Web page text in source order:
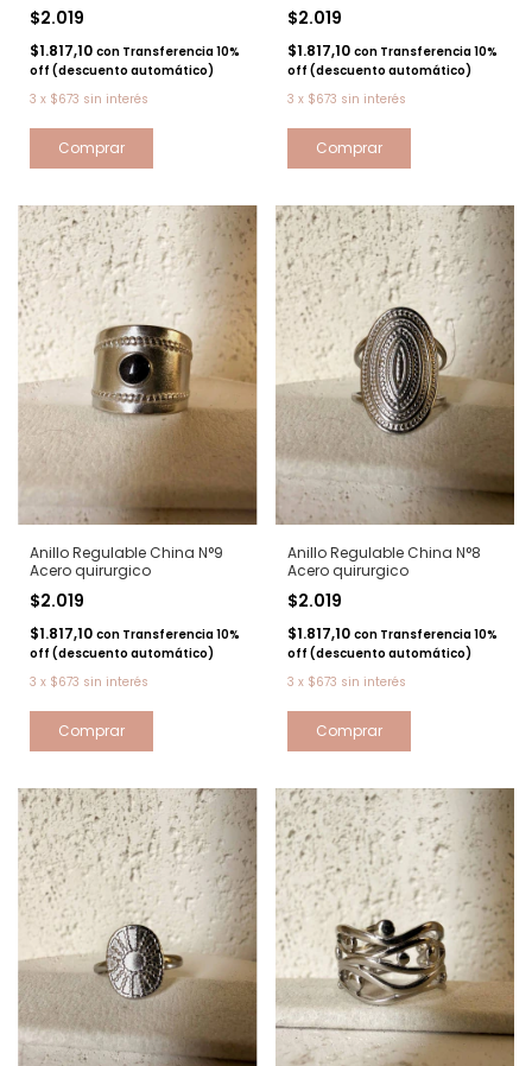
$2.019
$1.817,10 con Transferencia 10%
off (descuento automático)
3 x $673 sin interés
$2.019
$1.817,10 con Transferencia 10%
off (descuento automático)
3 x $673 sin interés
Anillo Regulable China N°9
Acero quirurgico
$2.019
$1.817,10 con Transferencia 10%
off (descuento automático)
3 x $673 sin interés
Anillo Regulable China N°8
Acero quirurgico
$2.019
$1.817,10 con Transferencia 10%
off (descuento automático)
3 x $673 sin interés